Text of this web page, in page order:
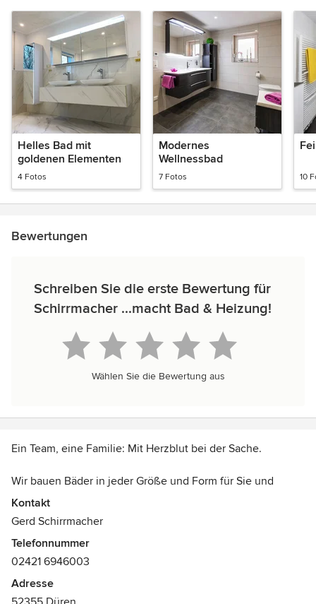
Helles Bad mit
goldenen Elementen
4 Fotos
Modernes
Wellnessbad
7 Fotos 10
Bewertungen
Schreiben Sie die erste Bewertung für
Schirrmacher ...macht Bad & Heizung!
Wählen Sie die Bewertung aus
Ein Team, eine Familie: Mit Herzblut bei der Sache.
Wir bauen Bäder in jeder Größe und Form für Sie und
gehen auf Ihre individuellen Ideen ein - Wir machen Ihre
Wünsche wahr.
Von der Beratung bis hin zur fachmännischen Ausführung -
der Name Schirrmacher steht mit über 30-jähriger
Berufserfahrung für kompetente Betreuung rund um die
Themen Bad und Heizung.
Kontakt
Gerd Schirrmacher
Telefonnummer
02421 6946003
Adresse